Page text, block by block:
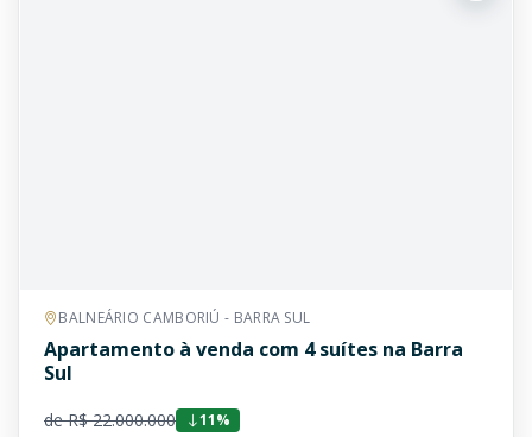
BALNEÁRIO CAMBORIÚ - BARRA SUL
Apartamento à venda com 4 suítes na Barra
Sul
de R$ 22.000.000 11%